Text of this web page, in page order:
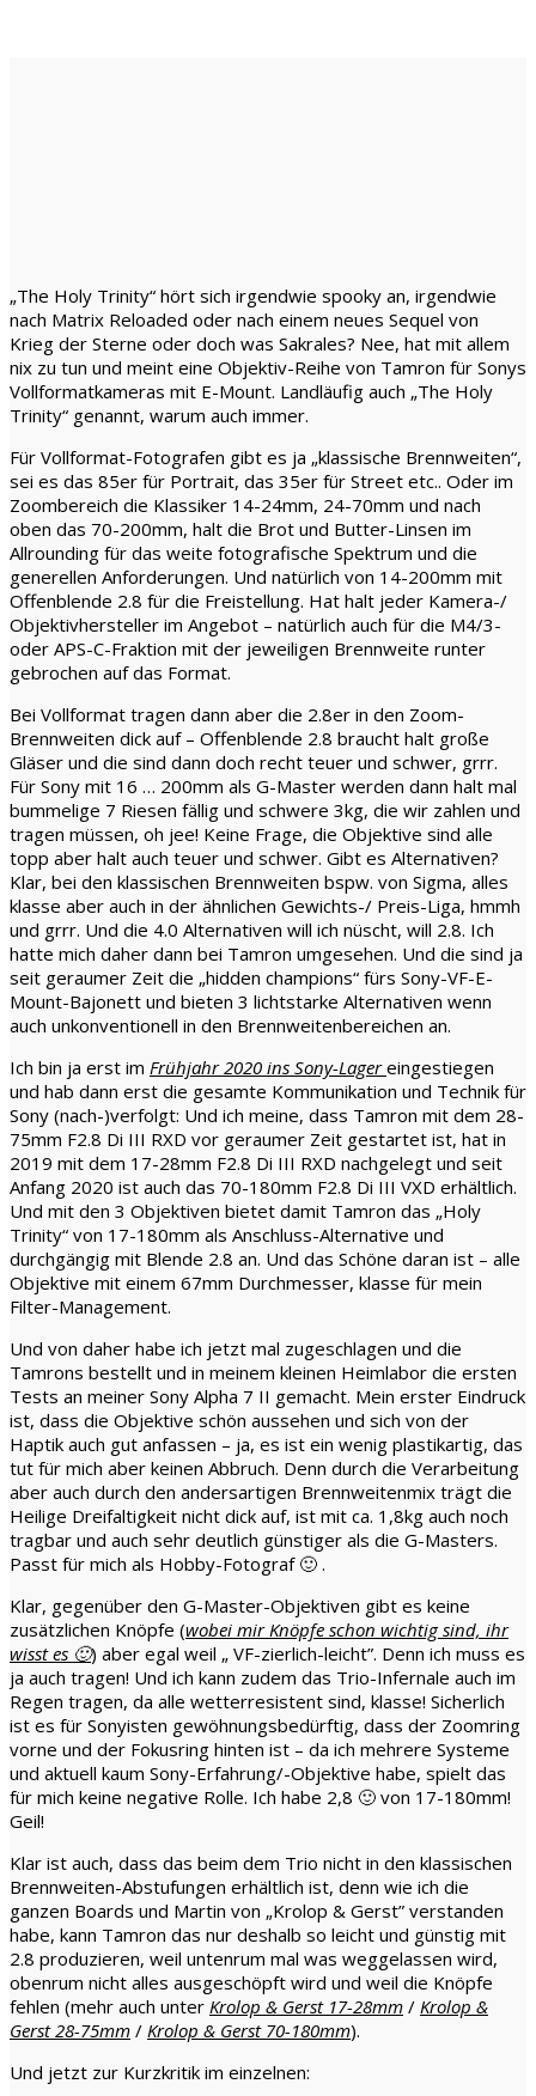
„The Holy Trinity“ hört sich irgendwie spooky an, irgendwie
nach Matrix Reloaded oder nach einem neues Sequel von
Krieg der Sterne oder doch was Sakrales? Nee, hat mit allem
nix zu tun und meint eine Objektiv-Reihe von Tamron für Sonys
Vollformatkameras mit E-Mount. Landläufig auch „The Holy
Trinity“ genannt, warum auch immer.
Für Vollformat-Fotografen gibt es ja „klassische Brennweiten“,
sei es das 85er für Portrait, das 35er für Street etc.. Oder im
Zoombereich die Klassiker 14-24mm, 24-70mm und nach
oben das 70-200mm, halt die Brot und Butter-Linsen im
Allrounding für das weite fotografische Spektrum und die
generellen Anforderungen. Und natürlich von 14-200mm mit
Offenblende 2.8 für die Freistellung. Hat halt jeder Kamera-/
Objektivhersteller im Angebot – natürlich auch für die M4/3-
oder APS-C-Fraktion mit der jeweiligen Brennweite runter
gebrochen auf das Format.
Bei Vollformat tragen dann aber die 2.8er in den Zoom-
Brennweiten dick auf – Offenblende 2.8 braucht halt große
Gläser und die sind dann doch recht teuer und schwer, grrr.
Für Sony mit 16 … 200mm als G-Master werden dann halt mal
bummelige 7 Riesen fällig und schwere 3kg, die wir zahlen und
tragen müssen, oh jee! Keine Frage, die Objektive sind alle
topp aber halt auch teuer und schwer. Gibt es Alternativen?
Klar, bei den klassischen Brennweiten bspw. von Sigma, alles
klasse aber auch in der ähnlichen Gewichts-/ Preis-Liga, hmmh
und grrr. Und die 4.0 Alternativen will ich nüscht, will 2.8. Ich
hatte mich daher dann bei Tamron umgesehen. Und die sind ja
seit geraumer Zeit die „hidden champions“ fürs Sony-VF-E-
Mount-Bajonett und bieten 3 lichtstarke Alternativen wenn
auch unkonventionell in den Brennweitenbereichen an.
Ich bin ja erst im Frühjahr 2020 ins Sony-Lager eingestiegen
und hab dann erst die gesamte Kommunikation und Technik für
Sony (nach-)verfolgt: Und ich meine, dass Tamron mit dem 28-
75mm F2.8 Di III RXD vor geraumer Zeit gestartet ist, hat in
2019 mit dem 17-28mm F2.8 Di III RXD nachgelegt und seit
Anfang 2020 ist auch das 70-180mm F2.8 Di III VXD erhältlich.
Und mit den 3 Objektiven bietet damit Tamron das „Holy
Trinity“ von 17-180mm als Anschluss-Alternative und
durchgängig mit Blende 2.8 an. Und das Schöne daran ist – alle
Objektive mit einem 67mm Durchmesser, klasse für mein
Filter-Management.
Und von daher habe ich jetzt mal zugeschlagen und die
Tamrons bestellt und in meinem kleinen Heimlabor die ersten
Tests an meiner Sony Alpha 7 II gemacht. Mein erster Eindruck
ist, dass die Objektive schön aussehen und sich von der
Haptik auch gut anfassen – ja, es ist ein wenig plastikartig, das
tut für mich aber keinen Abbruch. Denn durch die Verarbeitung
aber auch durch den andersartigen Brennweitenmix trägt die
Heilige Dreifaltigkeit nicht dick auf, ist mit ca. 1,8kg auch noch
tragbar und auch sehr deutlich günstiger als die G-Masters.
Passt für mich als Hobby-Fotograf 🙂 .
Klar, gegenüber den G-Master-Objektiven gibt es keine
zusätzlichen Knöpfe (wobei mir Knöpfe schon wichtig sind, ihr
wisst es 🙂) aber egal weil „ VF-zierlich-leicht”. Denn ich muss es
ja auch tragen! Und ich kann zudem das Trio-Infernale auch im
Regen tragen, da alle wetterresistent sind, klasse! Sicherlich
ist es für Sonyisten gewöhnungsbedürftig, dass der Zoomring
vorne und der Fokusring hinten ist – da ich mehrere Systeme
und aktuell kaum Sony-Erfahrung/-Objektive habe, spielt das
für mich keine negative Rolle. Ich habe 2,8 🙂 von 17-180mm!
Geil!
Klar ist auch, dass das beim dem Trio nicht in den klassischen
Brennweiten-Abstufungen erhältlich ist, denn wie ich die
ganzen Boards und Martin von „Krolop & Gerst” verstanden
habe, kann Tamron das nur deshalb so leicht und günstig mit
2.8 produzieren, weil untenrum mal was weggelassen wird,
obenrum nicht alles ausgeschöpft wird und weil die Knöpfe
fehlen (mehr auch unter Krolop & Gerst 17-28mm / Krolop &
Gerst 28-75mm / Krolop & Gerst 70-180mm).
Und jetzt zur Kurzkritik im einzelnen: